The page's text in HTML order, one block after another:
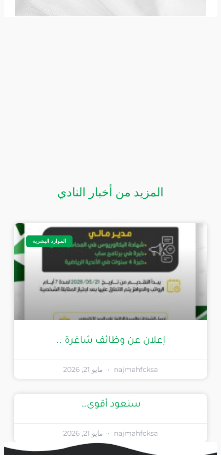
المزيد من أخبار النادي
الموارد البشرية
إعلان عن وظائف شاغرة ..
najmahfcksa مايو 21, 2026
سنعود أقوى…
najmahfcksa مايو 21, 2026